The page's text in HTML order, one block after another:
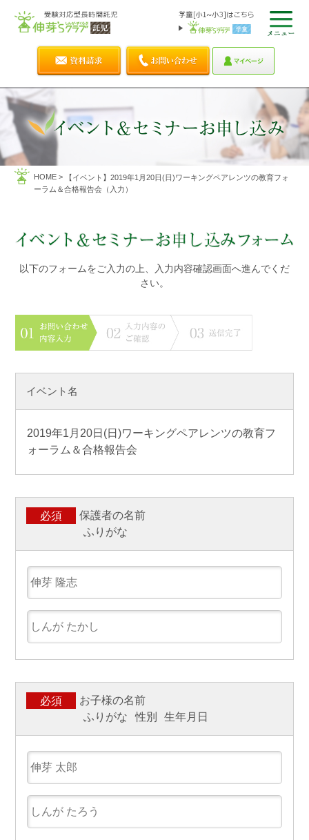
HOME>
【イベント】2019年1月20日(日)ワーキングペアレンツの教育フォ
ーラム＆合格報告会（入力）
以下のフォームをご入力の上、入力内容確認画面へ進んでくだ
さい。
イベント名
2019年1月20日(日)ワーキングペアレンツの教育フ
ォーラム＆合格報告会
必須
保護者の名前
ふりがな
必須
お子様の名前
ふりがな
性別 生年月日